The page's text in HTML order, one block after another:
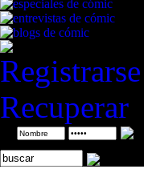
Registrarse
Recuperar